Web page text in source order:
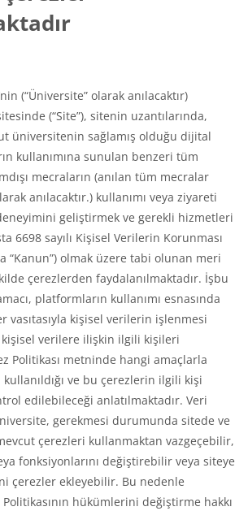
(“Üniversite” olarak anılacaktır)
(“Site”), sitenin uzantılarında,
üniversitenin sağlamış olduğu dijital
kullanımına sunulan benzeri tüm
mecraların (anılan tüm mecralar
anılacaktır.) kullanımı veya ziyareti
deneyimini geliştirmek ve gerekli hizmetleri
6698 sayılı Kişisel Verilerin Korunması
“Kanun”) olmak üzere tabi olunan meri
çerezlerden faydalanılmaktadır. İşbu
platformların kullanımı esnasında
vasıtasıyla kişisel verilerin işlenmesi
verilere ilişkin ilgili kişileri
Politikası metninde hangi amaçlarla
ve bu çerezlerin ilgili kişi
edilebileceği anlatılmaktadır. Veri
gerekmesi durumunda sitede ve
çerezleri kullanmaktan vazgeçebilir,
fonksiyonlarını değiştirebilir veya siteye
çerezler ekleyebilir. Bu nedenle
hükümlerini değiştirme hakkı